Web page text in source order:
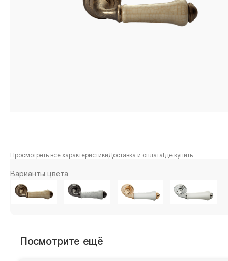
Просмотреть все характеристики Доставка и оплата Где купить
Варианты цвета
Посмотрите ещё